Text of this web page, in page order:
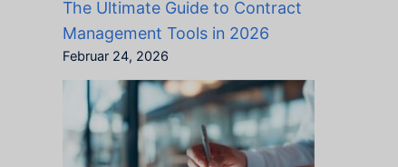
The Ultimate Guide to Contract
Management Tools in 2026
Februar 24, 2026